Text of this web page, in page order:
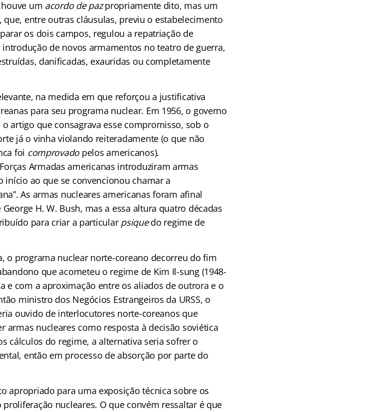
um acordo de pazpropriamente dito, mas um
entre outras cláusulas, previu o estabelecimento
os dois campos, regulou a repatriação de
de novos armamentos no teatro de guerra,
danificadas, exauridas ou completamente
na medida em que reforçou a justificativa
para seu programa nuclear. Em 1956, o governo
artigo que consagrava esse compromisso, sob o
já o vinha violando reiteradamente (o que não
foi comprovadopelos americanos).
Armadas americanas introduziram armas
início ao que se convencionou chamar a
As armas nucleares americanas foram afinal
H. W. Bush, mas a essa altura quatro décadas
para criar a particular psiquedo regime de
o programa nuclear norte-coreano decorreu do fim
que acometeu o regime de Kim Il-sung (1948-
e com a aproximação entre os aliados de outrora e o
ministro dos Negócios Estrangeiros da URSS, o
ouvido de interlocutores norte-coreanos que
armas nucleares como resposta à decisão soviética
cálculos do regime, a alternativa seria sofrer o
então em processo de absorção por parte do
apropriado para uma exposição técnica sobre os
nucleares. O que convém ressaltar é que